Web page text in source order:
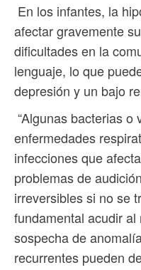
En los infantes, la
afectar gravemente
dificultades en la
lenguaje, lo que
depresión y un bajo
“Algunas bacterias o
enfermedades
infecciones que
problemas de
irreversibles si no se
fundamental acudir
sospecha de
recurrentes pueden